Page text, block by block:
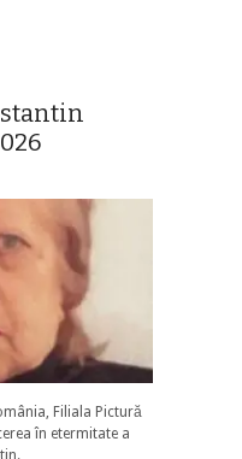
Filiala Pictură
în etermitate a